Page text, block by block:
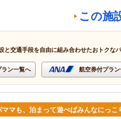
この施
と交通手段を自由に組み合わせたおトクな
ン一覧へ 航空券付プラ
マも、泊まって遊べばみんなにっこ